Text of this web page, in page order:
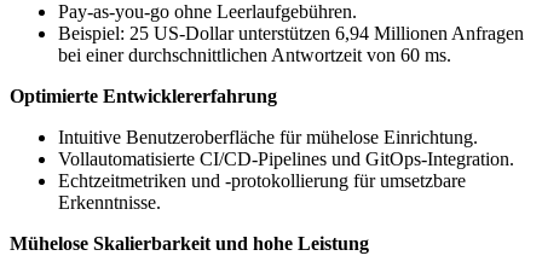
Pay-as-you-go ohne Leerlaufgebühren.
Beispiel: 25 US-Dollar unterstützen 6,94 Millionen Anfragen
bei einer durchschnittlichen Antwortzeit von 60 ms.
Optimierte Entwicklererfahrung
Intuitive Benutzeroberfläche für mühelose Einrichtung.
Vollautomatisierte CI/CD-Pipelines und GitOps-Integration.
Echtzeitmetriken und -protokollierung für umsetzbare
Erkenntnisse.
Mühelose Skalierbarkeit und hohe Leistung